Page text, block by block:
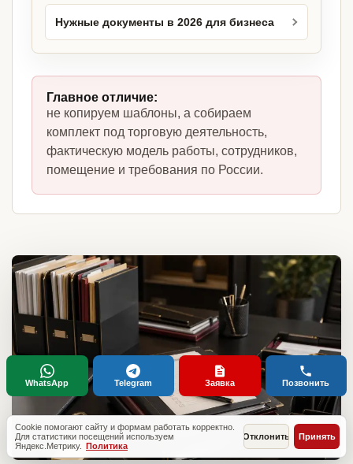
Нужные документы в 2026 для бизнеса
Главное отличие:
не копируем шаблоны, а собираем
комплект под торговую деятельность,
фактическую модель работы, сотрудников,
помещение и требования по России.
Cookie помогают сайту и формам работать корректно.
Для статистики посещений используем
Яндекс.Метрику. Политика
Отклонить Принять
WhatsApp Telegram Заявка Позвонить